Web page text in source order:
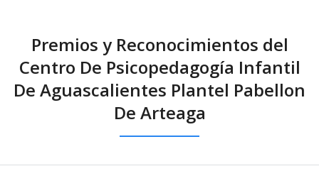
Premios y Reconocimientos del
Centro De Psicopedagogía Infantil
De Aguascalientes Plantel Pabellon
De Arteaga